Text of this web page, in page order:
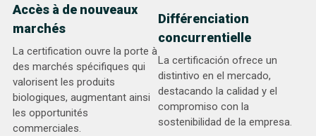
Accès à de nouveaux
marchés
La certification ouvre la porte à
des marchés spécifiques qui
valorisent les produits
biologiques, augmentant ainsi
les opportunités
commerciales.
Différenciation
concurrentielle
La certificación ofrece un
distintivo en el mercado,
destacando la calidad y el
compromiso con la
sostenibilidad de la empresa.